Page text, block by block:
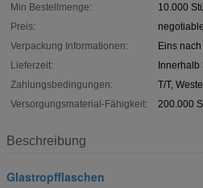
Min Bestellmenge:
10.000
Preis:
negotiable
Verpackung Informationen:
Eins
Lieferzeit:
Innerhalb
Zahlungsbedingungen:
T/T,
Versorgungsmaterial-Fähigkeit:
200.000
Beschreibung
Glastropfflaschen